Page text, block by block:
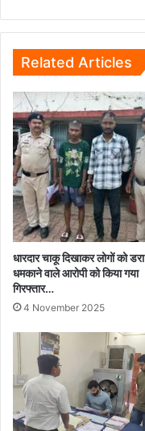
35
पौवा
देशी
शराब
जप्त...
Related Articles
धारदार चाकू दिखाकर लोगों को डरा
धमकाने वाले आरोपी को किया गया
गिरफ्तार…
4 November 2025